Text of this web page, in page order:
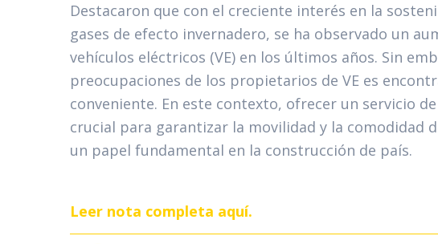
Destacaron que con el creciente interés en la
gases de efecto invernadero, se ha observado un
vehículos eléctricos (VE) en los últimos años. Sin
preocupaciones de los propietarios de VE es
conveniente. En este contexto, ofrecer un servicio
crucial para garantizar la movilidad y la comodidad
un papel fundamental en la construcción de país.
Leer nota completa aquí.